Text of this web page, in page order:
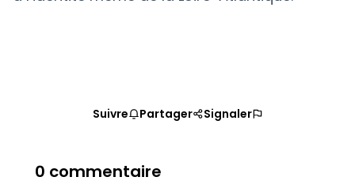
Suivre Partager Signaler
0 commentaire